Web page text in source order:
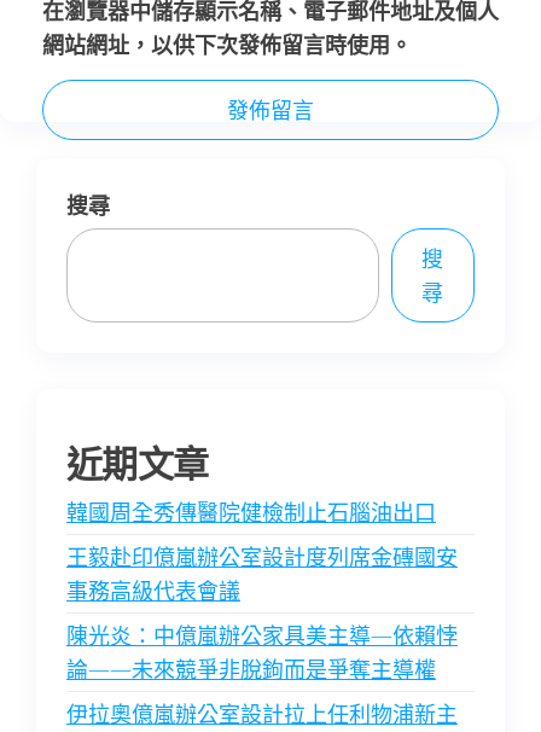
在瀏覽器中儲存顯示名稱、電子郵件地址及個人
網站網址，以供下次發佈留言時使用。
搜尋
搜
尋
近期文章
韓國周全秀傳醫院健檢制止石腦油出口
王毅赴印億嵐辦公室設計度列席金磚國安
事務高級代表會議
陳光炎：中億嵐辦公家具美主導—依賴悖
論——未來競爭非脫鉤而是爭奪主導權
伊拉奧億嵐辦公室設計拉上任利物浦新主